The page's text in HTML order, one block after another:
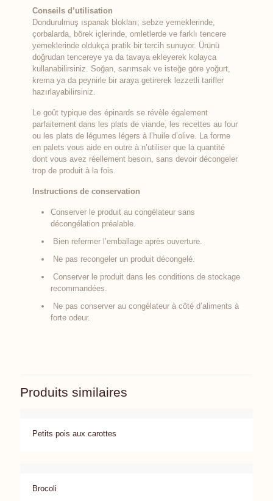
Conseils d’utilisation
Dondurulmuş ıspanak blokları; sebze yemeklerinde,
çorbalarda, börek içlerinde, omletlerde ve farklı tencere
yemeklerinde oldukça pratik bir tercih sunuyor. Ürünü
doğrudan tencereye ya da tavaya ekleyerek kolayca
kullanabilirsiniz. Soğan, sarımsak ve isteğe göre yoğurt,
krema ya da peynirle bir araya getirerek lezzetli tarifler
hazırlayabilirsiniz.
Le goût typique des épinards se révèle également
parfaitement dans les plats de viande, les recettes au four
ou les plats de légumes légers à l’huile d’olive. La forme
en palets vous aide en outre à n’utiliser que la quantité
dont vous avez réellement besoin, sans devoir décongeler
trop de produit à la fois.
Instructions de conservation
Conserver le produit au congélateur sans
décongélation préalable.
Bien refermer l’emballage après ouverture.
Ne pas recongeler un produit décongelé.
Conserver le produit dans les conditions de stockage
recommandées.
Ne pas conserver au congélateur à côté d’aliments à
forte odeur.
Produits similaires
Petits pois aux carottes
Brocoli